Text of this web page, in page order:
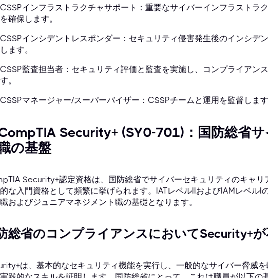
CSSPインフラストラクチャサポート：重要なサイバーインフラストラ
を確保します。
CSSPインシデントレスポンダー：セキュリティ侵害発生後のインシデ
します。
CSSP監査担当者：セキュリティ評価と監査を実施し、コンプライアン
す。
CSSPマネージャー/スーパーバイザー：CSSPチームと運用を監督します
Security+ (SY0-701)：国防総省
の基盤
Security+認定資格は、国防総省でサイバーセキュリティのキャリ
な入門資格として頻繁に挙げられます。IATレベルIIおよびIAMレベルI
およびジュニアマネジメント職の基礎となります。
総省のコンプライアンスにおいてSecurity+が
は、基本的なセキュリティ機能を実行し、一般的なサイバー脅威